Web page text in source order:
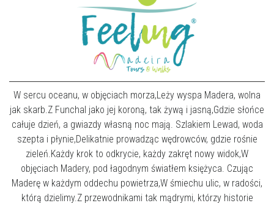
W sercu oceanu, w objęciach morza,Leży wyspa Madera, wolna
jak skarb.Z Funchal jako jej koroną, tak żywą i jasną,Gdzie słońce
całuje dzień, a gwiazdy własną noc mają. Szlakiem Lewad, woda
szepta i płynie,Delikatnie prowadząc wędrowców, gdzie rośnie
zieleń.Każdy krok to odkrycie, każdy zakręt nowy widok,W
objęciach Madery, pod łagodnym światłem księżyca. Czując
Maderę w każdym oddechu powietrza,W śmiechu ulic, w radości,
którą dzielimy.Z przewodnikami tak mądrymi, którzy historie